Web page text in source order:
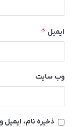
ایمیل *
وب‌ سایت
ذخیره نام، ایمیل